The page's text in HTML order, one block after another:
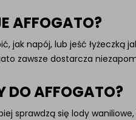
AFFOGATO?
jak napój, lub jeść łyżeczką
zawsze dostarcza
DO AFFOGATO?
sprawdzą się lody